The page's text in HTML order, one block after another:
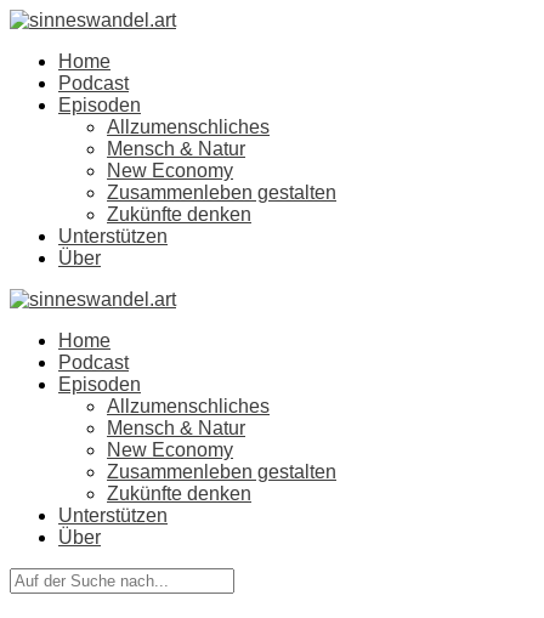
Home
Podcast
Episoden
Allzumenschliches
Mensch & Natur
New Economy
Zusammenleben gestalten
Zukünfte denken
Unterstützen
Über
Home
Podcast
Episoden
Allzumenschliches
Mensch & Natur
New Economy
Zusammenleben gestalten
Zukünfte denken
Unterstützen
Über